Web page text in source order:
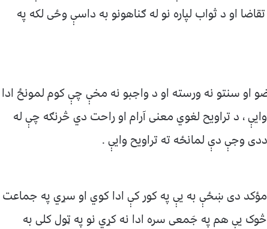
او د ثواب لپاره نو له ګناهونو به داسې وځی لکه په
او سنتو نه ورسته او د واجبو نه مخې چې کوم لمونځ ادا
، د تراويح لغوي معنی آرام او راحت دي څرنګه چې له
وجې دې لمانځه ته تراويح وايې .
دی ښځې به يې په کور کې ادا کوي او سړي په جماعت
يې هم په جَمعی سره ادا نه کړي نو په ټول کلی به